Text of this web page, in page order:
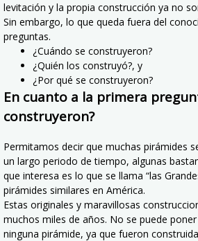
levitación y la propia construcción ya no
Sin embargo, lo que queda fuera del
preguntas.
¿Cuándo se construyeron?
¿Quién los construyó?, y
¿Por qué se construyeron?
En cuanto a la primera
construyeron?
Permitamos decir que muchas pirámides
un largo periodo de tiempo, algunas
que interesa es lo que se llama “las
pirámides similares en América.
Estas originales y maravillosas
muchos miles de años. No se puede
ninguna pirámide, ya que fueron